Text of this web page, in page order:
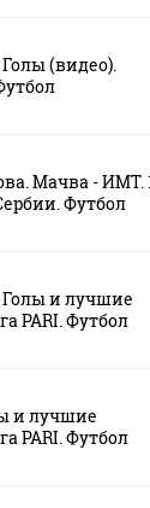
(видео).
Мачва - ИМТ.
Футбол
Голы и лучшие
PARI. Футбол
и лучшие
PARI. Футбол